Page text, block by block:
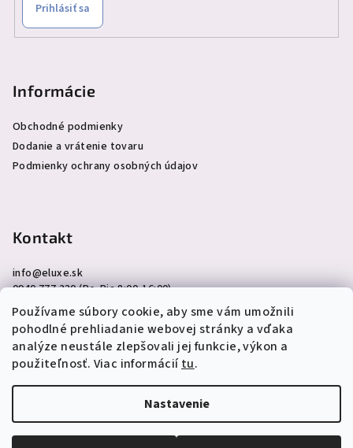
Používame súbory cookie, aby sme vám umožnili
pohodlné prehliadanie webovej stránky a vďaka
analýze neustále zlepšovali jej funkcie, výkon a
použiteľnosť. Viac informáciítu.
Nastavenie
Prihlásiť sa
Informácie
Obchodné podmienky
Dodanie a vrátenie tovaru
Podmienky ochrany osobných údajov
Kontakt
info@eluxe.sk
0940 777 230 (Po-Pia 8:00-16:00)
Copyright 2026eLuxe.sk. Všetky práva vyhradené.Upraviť
nastavenie cookies
Vytvoril Shoptet